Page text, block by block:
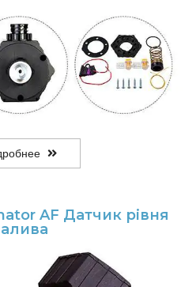
AF Датчик рівня